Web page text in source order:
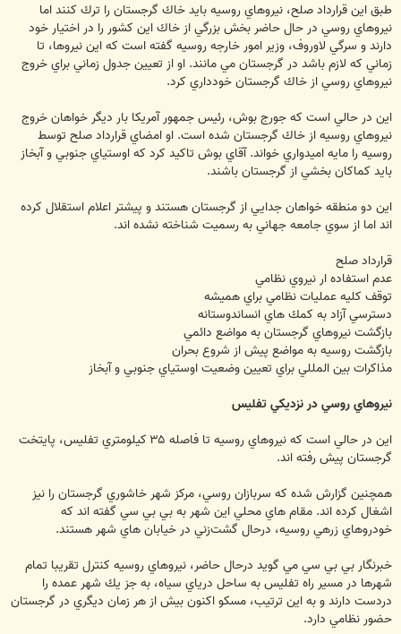
طبق اين قرارداد صلح، نيروهاي روسيه بايد خاك گرجستان را ترك كنند اما
نيروهاي روسي در حال حاضر بخش بزرگي از خاك اين كشور را در اختيار خود
دارند و سرگي لاوروف، وزير امور خارجه روسيه گفته است كه اين نيروها، تا
زماني كه لازم باشد در گرجستان مي مانند. او از تعيين جدول زماني براي خروج
نيروهاي روسي از خاك گرجستان خودداري كرد.
اين در حالي است كه جورج بوش، رئيس جمهور آمريكا بار ديگر خواهان خروج
نيروهاي روسيه از خاك گرجستان شده است. او امضاي قرارداد صلح توسط
روسيه را مايه اميدواري خواند. آقاي بوش تاكيد كرد كه اوستياي جنوبي و آبخاز
بايد كماكان بخشي از گرجستان باشند.
اين دو منطقه خواهان جدايي از گرجستان هستند و پيشتر اعلام استقلال كرده
اند اما از سوي جامعه جهاني به رسميت شناخته نشده اند.
قرارداد صلح
عدم استفاده ار نيروي نظامي
توقف كليه عمليات نظامي براي هميشه
دسترسي آزاد به كمك هاي انساندوستانه
بازگشت نيروهاي گرجستان به مواضع دائمي
بازگشت روسيه به مواضع پيش از شروع بحران
مذاكرات بين المللي براي تعيين وضعيت اوستياي جنوبي و آبخاز
نيروهاي روسي در نزديكي تفليس
اين در حالي است كه نيروهاي روسيه تا فاصله ۳۵ كيلومتري تفليس، پايتخت
گرجستان پيش رفته اند.
همچنين گزارش شده كه سربازان روسي، مركز شهر خاشوري گرجستان را نيز
اشغال كرده اند. مقام هاي محلي اين شهر به بي بي سي گفته اند كه
خودروهاي زرهي روسيه، درحال گشت‌زني در خيابان هاي شهر هستند.
خبرنگار بي بي سي مي گويد درحال حاضر، نيروهاي روسيه كنترل تقريبا تمام
شهرها در مسير راه تفليس به ساحل درياي سياه، به جز يك شهر عمده را
دردست دارند و به اين ترتيب، مسكو اكنون بيش از هر زمان ديگري در گرجستان
حضور نظامي دارد.